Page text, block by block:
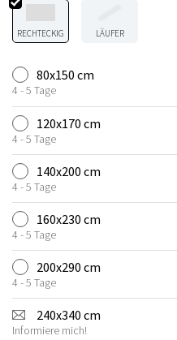
RECHTECKIG LÄUFER
80x150 cm
4 - 5 Tage
120x170 cm
4 - 5 Tage
140x200 cm
4 - 5 Tage
160x230 cm
4 - 5 Tage
200x290 cm
4 - 5 Tage
240x340 cm
Informiere mich!